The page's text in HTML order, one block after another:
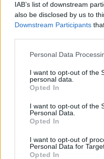
IAB’s list of downstream
also be disclosed by us to
Downstream Participants
Please note that this
not limited to your visit or
grant or deny consent to
use your data for below
consent section.
Personal Data
I want to opt-out of the
personal data.
Opted In
I want to opt-out of the
Personal Data.
Opted In
I want to opt-out of
Personal Data for
Opted In
ÉDEN HOTEL #
Népszerű